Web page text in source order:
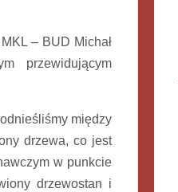
– BUD Michał
przewidującym
między
drzewa, co jest
w punkcie
drzewostan i